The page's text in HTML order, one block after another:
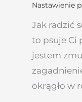
Nastawienie
Jak radzić
to psuje Ci
jestem
okrągło w